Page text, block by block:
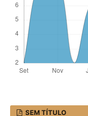
SEM TÍTULO